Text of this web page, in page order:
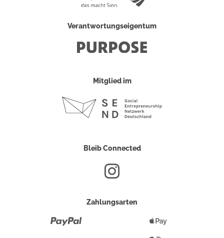
Verantwortungseigentum
Mitglied im
Bleib Connected
Zahlungsarten